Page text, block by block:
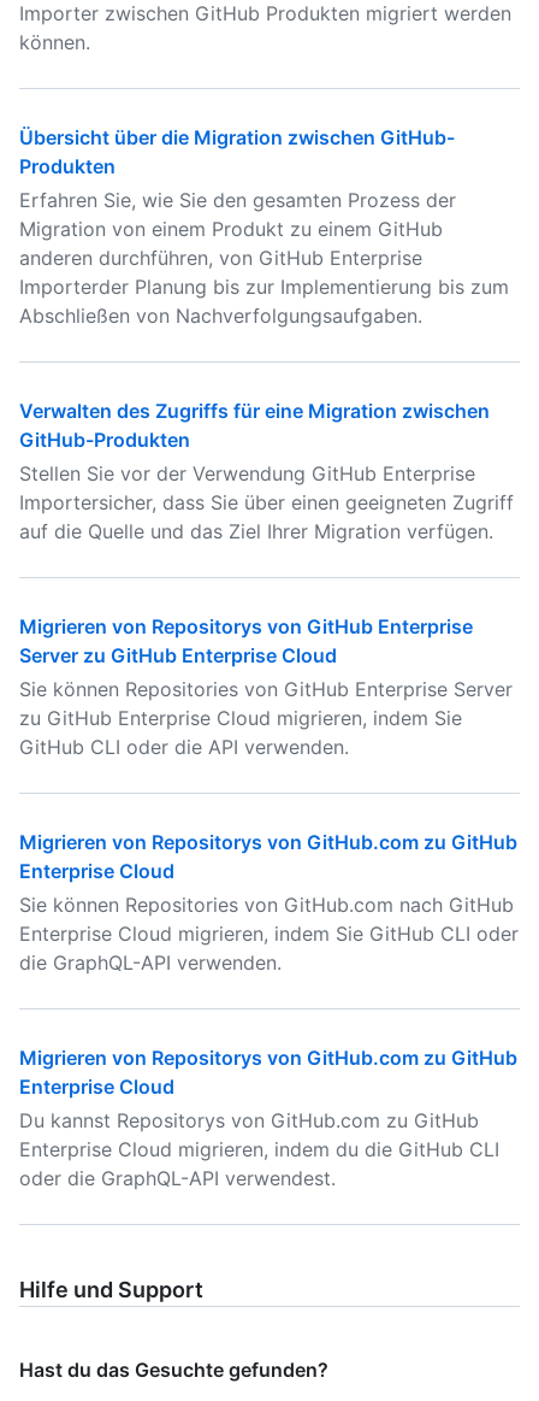
Importer zwischen GitHub Produkten migriert werden
können.
Übersicht über die Migration zwischen GitHub-
Produkten
Erfahren Sie, wie Sie den gesamten Prozess der
Migration von einem Produkt zu einem GitHub
anderen durchführen, von GitHub Enterprise
Importerder Planung bis zur Implementierung bis zum
Abschließen von Nachverfolgungsaufgaben.
Verwalten des Zugriffs für eine Migration zwischen
GitHub-Produkten
Stellen Sie vor der Verwendung GitHub Enterprise
Importersicher, dass Sie über einen geeigneten Zugriff
auf die Quelle und das Ziel Ihrer Migration verfügen.
Migrieren von Repositorys von GitHub Enterprise
Server zu GitHub Enterprise Cloud
Sie können Repositories von GitHub Enterprise Server
zu GitHub Enterprise Cloud migrieren, indem Sie
GitHub CLI oder die API verwenden.
Migrieren von Repositorys von GitHub.com zu GitHub
Enterprise Cloud
Sie können Repositories von GitHub.com nach GitHub
Enterprise Cloud migrieren, indem Sie GitHub CLI oder
die GraphQL-API verwenden.
Migrieren von Repositorys von GitHub.com zu GitHub
Enterprise Cloud
Du kannst Repositorys von GitHub.com zu GitHub
Enterprise Cloud migrieren, indem du die GitHub CLI
oder die GraphQL-API verwendest.
Hilfe und Support
Hast du das Gesuchte gefunden?